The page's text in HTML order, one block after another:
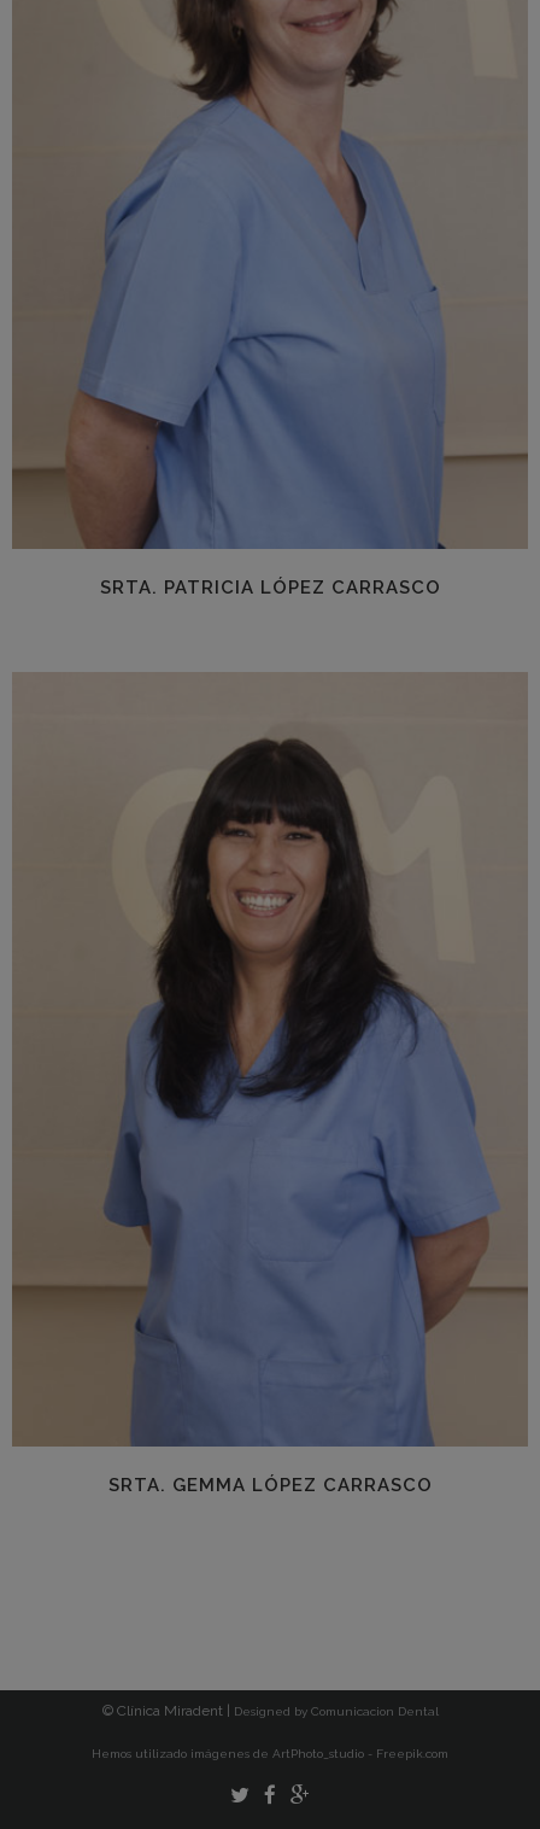
SRTA. PATRICIA LÓPEZ CARRASCO
SRTA. GEMMA LÓPEZ CARRASCO
© Clínica Miradent | Designed by Comunicacion Dental
Hemos utilizado imágenes de ArtPhoto_studio - Freepik.com